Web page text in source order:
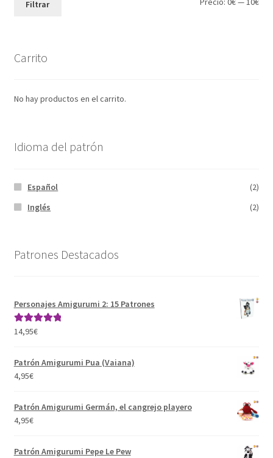
Filtrar
Carrito
No hay productos en el carrito.
Idioma del patrón
Español
(2)
Inglés
(2)
Patrones Destacados
Personajes Amigurumi 2: 15 Patrones
Valorado con
14,95€
Patrón Amigurumi Pua (Vaiana)
4,95€
Patrón Amigurumi Germán, el cangrejo playero
4,95€
Patrón Amigurumi Pepe Le Pew